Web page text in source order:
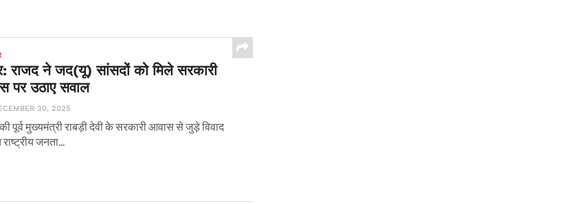
राजद ने जद(यू) सांसदों को मिले सरकारी
पर उठाए सवाल
30, 2025
की पूर्व मुख्यमंत्री राबड़ी देवी के सरकारी आवास से जुड़े विवाद
जनता...